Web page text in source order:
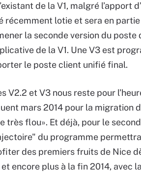
de la V1, malgré l’apport
récemment lotie et sera en
la seconde version du
de la V1. Une V3 est
le poste client unifié final.
et V3 nous reste pour
mars 2014 pour la migration
très flou». Et déjà, pour le
du programme
des premiers fruits de Nice
encore plus à la fin 2014, avec